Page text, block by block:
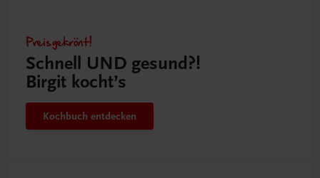
Preisgekrönt!
Schnell UND gesund?!
Birgit kocht’s
Kochbuch entdecken